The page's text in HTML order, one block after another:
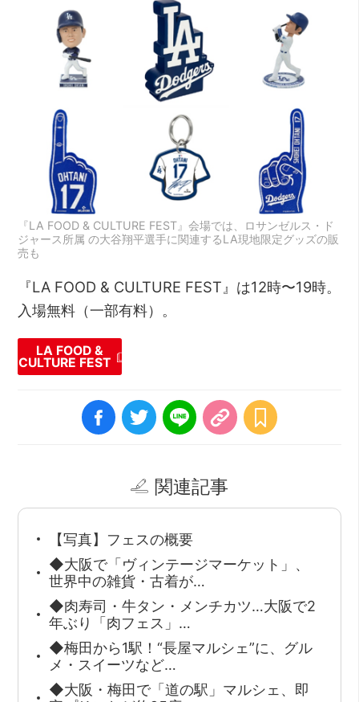
『LA FOOD & CULTURE FEST』会場では、ロサンゼルス・ド
ジャース所属 の大谷翔平選手に関連するLA現地限定グッズの販
売も
『LA FOOD & CULTURE FEST』は12時〜19時。
入場無料（一部有料）。
LA FOOD &
CULTURE FEST
関連記事
【写真】フェスの概要
◆大阪で「ヴィンテージマーケット」、
世界中の雑貨・古着が…
◆肉寿司・牛タン・メンチカツ…大阪で2
年ぶり「肉フェス」…
◆梅田から1駅！“長屋マルシェ”に、グル
メ・スイーツなど…
◆大阪・梅田で「道の駅」マルシェ、即